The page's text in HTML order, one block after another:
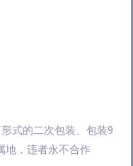
式的二次包装、包装9
地，违者永不合作